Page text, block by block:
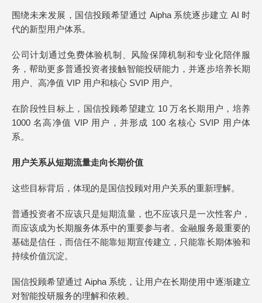
围绕未来发展，国信投顾希望通过 Aipha 系统逐步建立 AI 时
代的新型用户体系。
公司计划通过免费体验机制、风险保障机制和专业化陪伴服
务，帮助更多普通投资者接触智能投研能力，并逐步培养长期
用户、高净值 VIP 用户和核心 SVIP 用户。
在阶段性目标上，国信投顾希望建立 10 万名长期用户，培养
1000 名高净值 VIP 用户，并形成 100 名核心 SVIP 用户体
系。
用户关系从短期流量走向长期价值
这些目标背后，体现的是国信投顾对用户关系的重新理解。
普通投资者不应该只是短期流量，也不应该只是一次性客户，
而应该成为长期服务体系中的重要参与者。金融服务最重要的
基础是信任，而信任不能靠短期宣传建立，只能靠长期体验和
持续价值沉淀。
国信投顾希望通过 Aipha 系统，让用户在长期使用中逐渐建立
对智能投研服务的理解和依赖。